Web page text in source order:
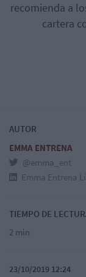
recomienda a
cartera
AUTOR
EMMA ENTRENA
@emma_ent
Emma Entrena
TIEMPO DE
2 min
23/10/2019 12:24